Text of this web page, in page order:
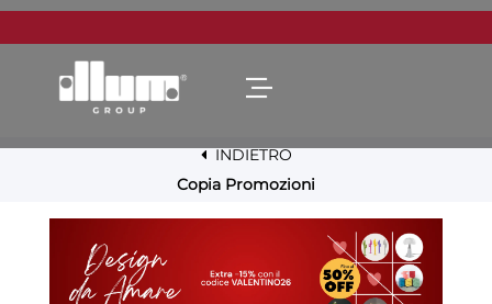
INDIETRO
Copia Promozioni
Open menu